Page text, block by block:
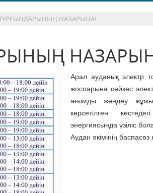
НАЗАРЫНА!
Арал ауданық электр
жоспарына сәйкес
ағымды жөндеу
көрсетілген
энергиясында үзіліс
Аудан әкімінің баспасөз